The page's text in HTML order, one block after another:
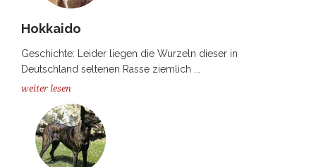
Hokkaido
Geschichte: Leider liegen die Wurzeln dieser in
Deutschland seltenen Rasse ziemlich ...
weiter lesen